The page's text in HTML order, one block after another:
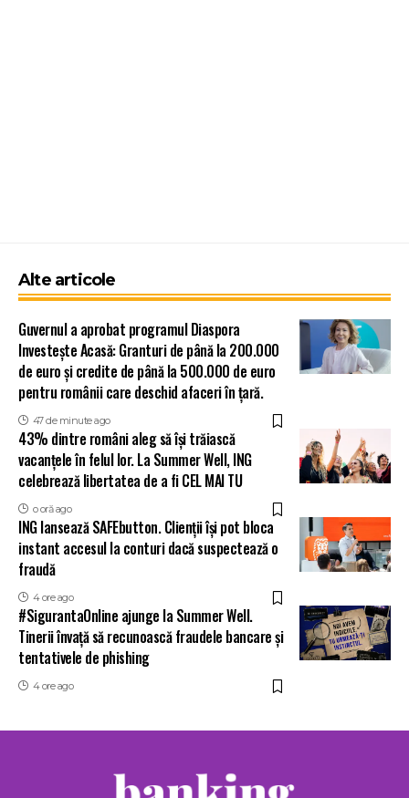
Alte articole
Guvernul a aprobat programul Diaspora
Investește Acasă: Granturi de până la 200.000
de euro și credite de până la 500.000 de euro
pentru românii care deschid afaceri în țară.
47 de minute ago
43% dintre români aleg să își trăiască
vacanțele în felul lor. La Summer Well, ING
celebrează libertatea de a fi CEL MAI TU
o oră ago
ING lansează SAFEbutton. Clienții își pot bloca
instant accesul la conturi dacă suspectează o
fraudă
4 ore ago
#SigurantaOnline ajunge la Summer Well.
Tinerii învață să recunoască fraudele bancare și
tentativele de phishing
4 ore ago